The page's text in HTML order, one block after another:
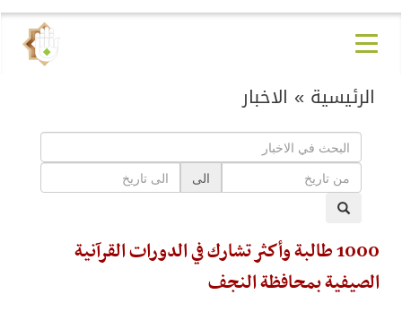
الرئيسية » الاخبار
الى
1000 طالبة وأكثر تشارك في الدورات القرآنية
الصيفية بمحافظة النجف